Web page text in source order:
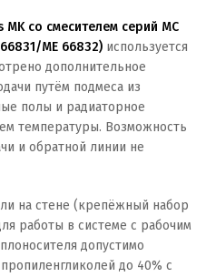
со смесителем серий MC
ME 66832) используется
дополнительное
путём подмеса из
полы и радиаторное
температуры. Возможность
и обратной линии не
на стене (крепёжный набор
работы в системе с рабочим
допустимо
до 40% с